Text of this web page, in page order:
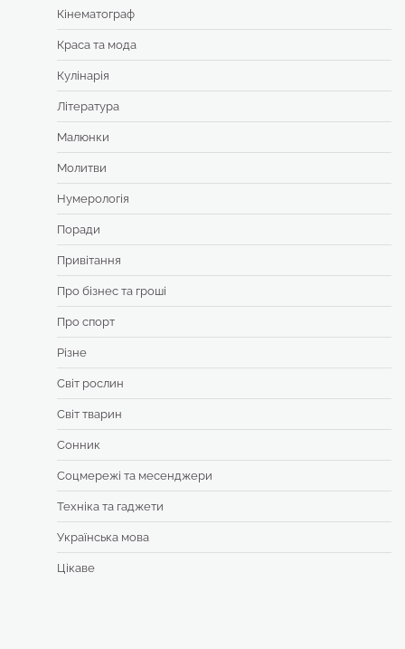
Кінематограф
Краса та мода
Кулінарія
Література
Малюнки
Молитви
Нумерологія
Поради
Привітання
Про бізнес та гроші
Про спорт
Різне
Світ рослин
Світ тварин
Сонник
Соцмережі та месенджери
Техніка та гаджети
Українська мова
Цікаве